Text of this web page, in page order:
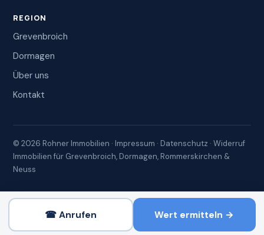
REGION
Grevenbroich
Dormagen
Über uns
Kontakt
© 2026 Rohner Immobilien · Impressum · Datenschutz ·Widerruf
Immobilien für Grevenbroich, Dormagen, Rommerskirchen &
Neuss
☎ Anrufen Wert ermitteln →